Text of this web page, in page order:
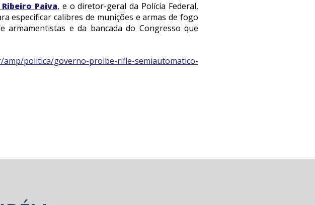
Paiva, e o diretor-geral da Polícia Federal,
especificar calibres de munições e armas de fogo
e da bancada do Congresso que
amp/politica/governo-proibe-rifle-semiautomatico-